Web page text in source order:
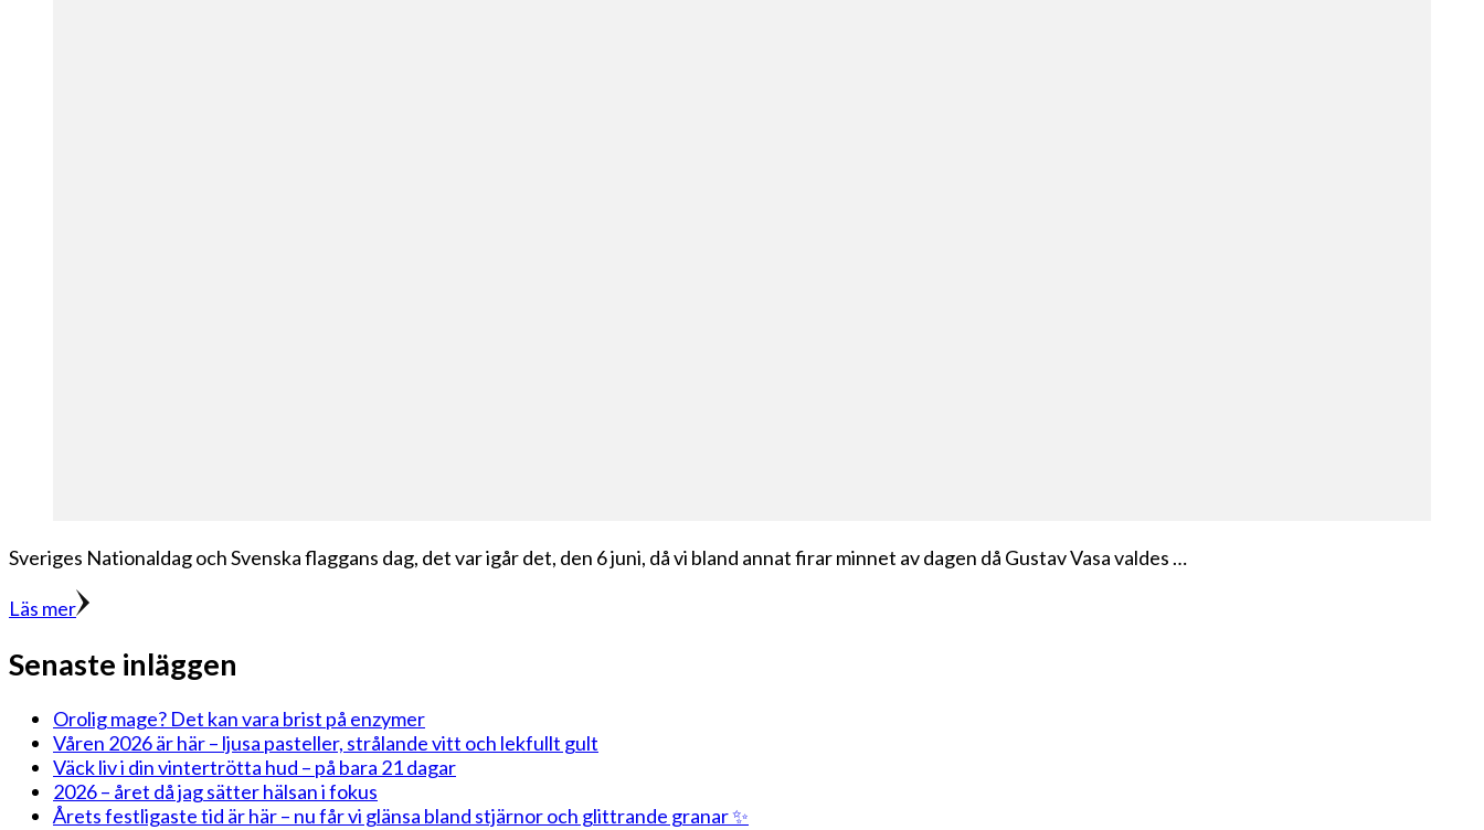
Sveriges Nationaldag och Svenska flaggans dag, det var igår det, den 6 juni, då vi bland annat firar minnet av dagen då Gustav Vasa valdes …
Läs mer
Senaste inläggen
Orolig mage? Det kan vara brist på enzymer
Våren 2026 är här – ljusa pasteller, strålande vitt och lekfullt gult
Väck liv i din vintertrötta hud – på bara 21 dagar
2026 – året då jag sätter hälsan i fokus
Årets festligaste tid är här – nu får vi glänsa bland stjärnor och glittrande granar ✨